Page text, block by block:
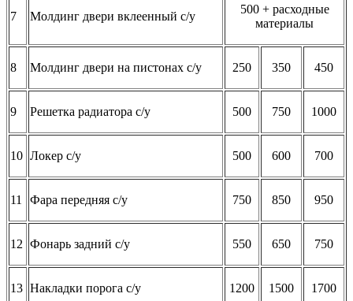
7 Молдинг двери вклеенный с/у
500 + расходные
материалы
8 Молдинг двери на пистонах с/у 250 350 450
9 Решетка радиатора с/у 500 750 1000
10 Локер с/у 500 600 700
11 Фара передняя с/у 750 850 950
12 Фонарь задний с/у 550 650 750
13 Накладки порога с/у 1200 1500 1700